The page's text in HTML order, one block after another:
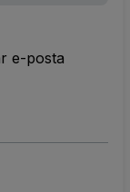
e-posta